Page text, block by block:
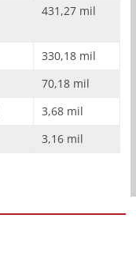
431,27 mil
330,18 mil
70,18 mil
3,68 mil
3,16 mil